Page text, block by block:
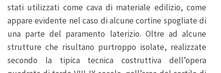
stati utilizzati come cava di materiale edilizio, come
appare evidente nel caso di alcune cortine spogliate di
una parte del paramento laterizio. Oltre ad alcune
strutture che risultano purtroppo isolate, realizzate
secondo la tipica tecnica costruttiva dell’opera